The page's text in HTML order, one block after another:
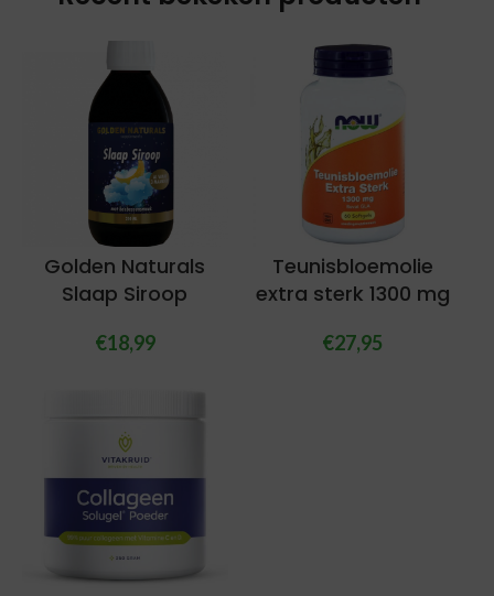
Golden Naturals
Slaap Siroop
€18,99
Teunisbloemolie
extra sterk 1300 mg
€27,95